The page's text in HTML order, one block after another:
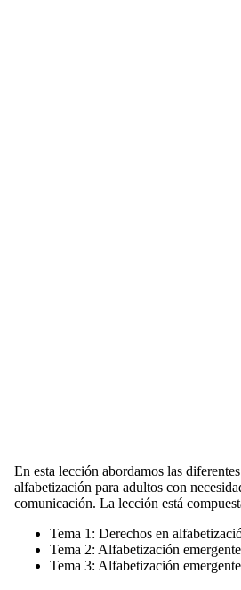
En esta lección abordamos las
alfabetización para adultos con
comunicación. La lección está
Tema 1: Derechos en
Tema 2: Alfabetización
Tema 3: Alfabetización